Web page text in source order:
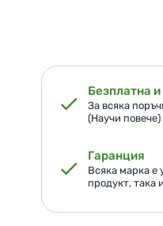
Безплатна
За всяка
(Научи повече)
Гаранция
Всяка марка е
продукт, така